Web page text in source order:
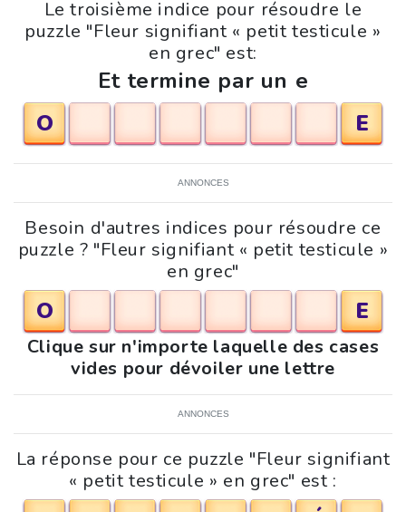
Le troisième indice pour résoudre le
puzzle "Fleur signifiant « petit testicule »
en grec" est:
Et termine par un e
O
E
ANNONCES
Besoin d'autres indices pour résoudre ce
puzzle ? "Fleur signifiant « petit testicule »
en grec"
O E
Clique sur n'importe laquelle des cases
vides pour dévoiler une lettre
ANNONCES
La réponse pour ce puzzle "Fleur signifiant
« petit testicule » en grec" est :